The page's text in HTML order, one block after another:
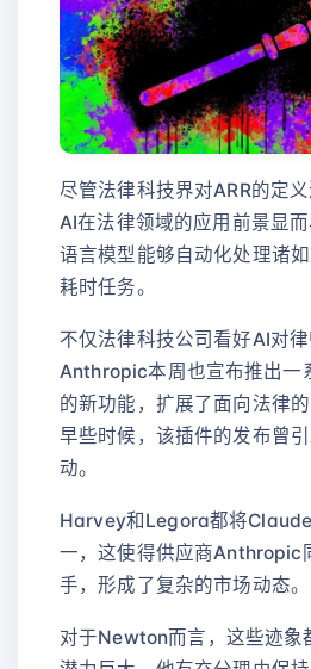
尽管法律科技界对ARR的定
AI在法律领域的应用前景显
语言模型能够自动化处理诸
耗时任务。
不仅法律科技公司看好AI对律
Anthropic本周也宣布推出一
的新功能，扩展了面向法律
早些时候，该插件的发布曾
动。
Harvey和Legora都将
一，这使得供应商Anthropic
手，形成了复杂的市场动态。
对于Newton而言，这些迹象